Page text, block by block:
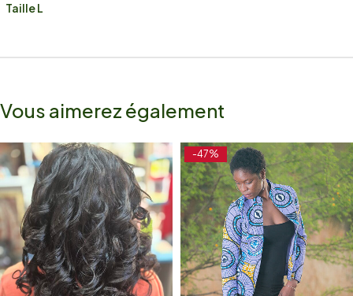
Taille L
Vous aimerez également
-47%